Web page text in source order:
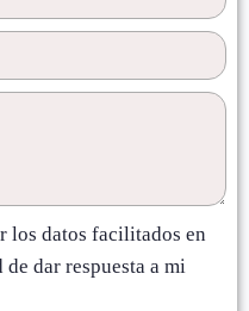
los datos facilitados en
dar respuesta a mi